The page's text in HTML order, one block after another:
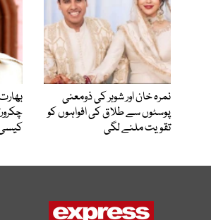
نمرہ خان اور شوہر کی ذومعنی
پوسٹوں سے طلاق کی افواہوں کو
تقویت ملنے لگی